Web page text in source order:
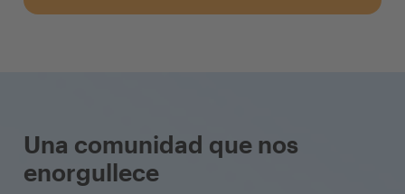
Una comunidad que nos
enorgullece